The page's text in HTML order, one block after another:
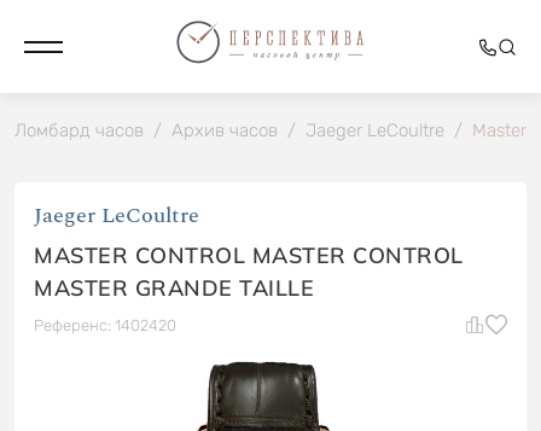
Ломбард часов / Архив часов / Jaeger LeCoultre / Master
Jaeger LeCoultre
MASTER CONTROL MASTER CONTROL
MASTER GRANDE TAILLE
Референс: 1402420